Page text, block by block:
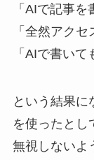
「AIで記事
「全然アク
「AIで書い
という結果に
を使ったとし
無視しないよ